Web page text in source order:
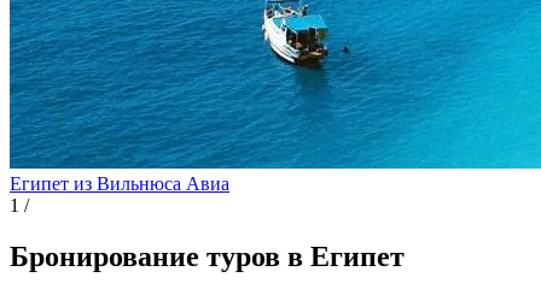
Египет из Вильнюса Авиа
1 /
Бронирование туров в Египет